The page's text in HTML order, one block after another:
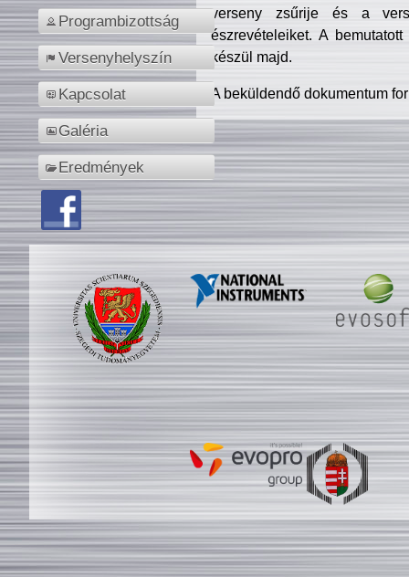
Programbizottság
Versenyhelyszín
Kapcsolat
Galéria
Eredmények
verseny zsűrije és a
észrevételeiket. A
készül majd.
A beküldendő dokumentum